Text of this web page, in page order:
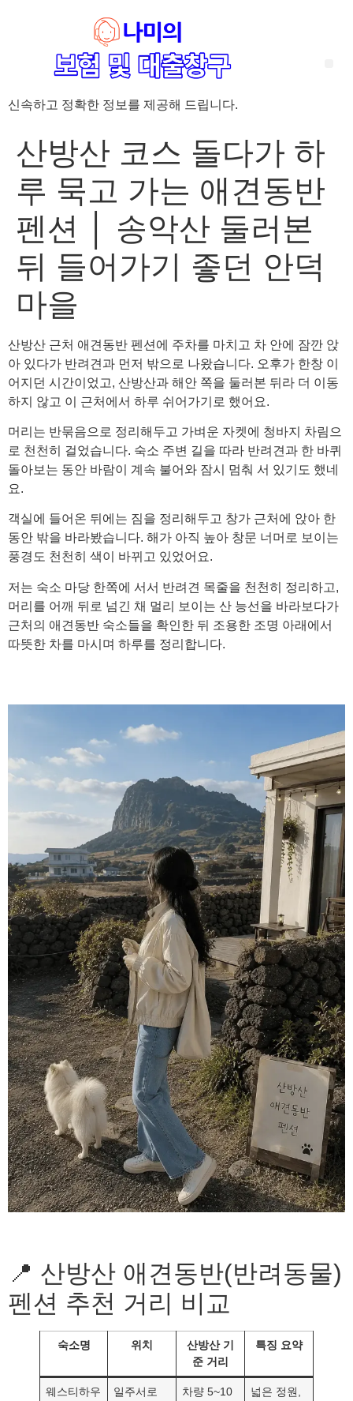
신속하고 정확한 정보를 제공해 드립니다.
산방산 코스 돌다가 하
루 묵고 가는 애견동반
펜션 │ 송악산 둘러본
뒤 들어가기 좋던 안덕
마을
산방산 근처 애견동반 펜션에 주차를 마치고 차 안에 잠깐 앉
아 있다가 반려견과 먼저 밖으로 나왔습니다. 오후가 한창 이
어지던 시간이었고, 산방산과 해안 쪽을 둘러본 뒤라 더 이동
하지 않고 이 근처에서 하루 쉬어가기로 했어요.
머리는 반묶음으로 정리해두고 가벼운 자켓에 청바지 차림으
로 천천히 걸었습니다. 숙소 주변 길을 따라 반려견과 한 바퀴
돌아보는 동안 바람이 계속 불어와 잠시 멈춰 서 있기도 했네
요.
객실에 들어온 뒤에는 짐을 정리해두고 창가 근처에 앉아 한
동안 밖을 바라봤습니다. 해가 아직 높아 창문 너머로 보이는
풍경도 천천히 색이 바뀌고 있었어요.
저는 숙소 마당 한쪽에 서서 반려견 목줄을 천천히 정리하고,
머리를 어깨 뒤로 넘긴 채 멀리 보이는 산 능선을 바라보다가
근처의 애견동반 숙소들을 확인한 뒤 조용한 조명 아래에서
따뜻한 차를 마시며 하루를 정리합니다.
📍 산방산 애견동반(반려동물)
펜션 추천 거리 비교
숙소명 위치
산방산 기
준 거리
특징 요약
웨스티하우
일주서로
차량 5~10
넓은 정원,